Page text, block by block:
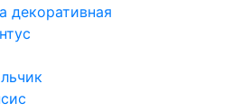
декоративная